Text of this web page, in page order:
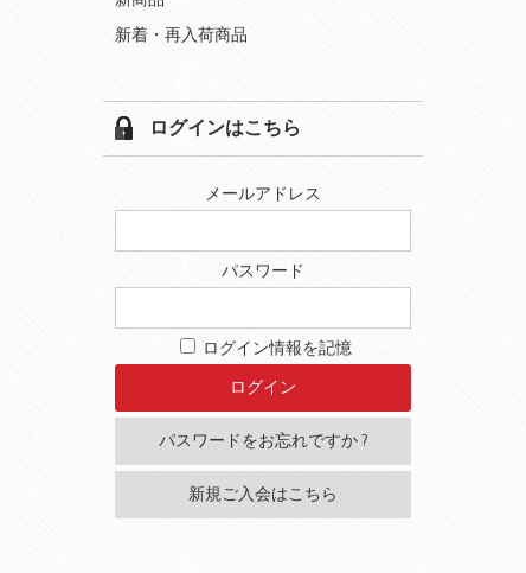
新着・再入荷商品
ログインはこちら
メールアドレス
パスワード
ログイン情報を記憶
パスワードをお忘れですか ?
新規ご入会はこちら